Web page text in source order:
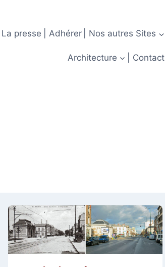
| La presse | Adhérer | Nos autres Sites
Architecture | Contact